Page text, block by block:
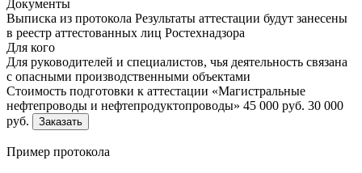
Документы
Выписка из протокола Результаты аттестации будут занесены
в реестр аттестованных лиц Ростехнадзора
Для кого
Для руководителей и специалистов, чья деятельность связана
с опасными производственными объектами
Стоимость подготовки к аттестации «Магистральные
нефтепроводы и нефтепродуктопроводы» 45 000 руб. 30 000
руб.
Заказать
Пример протокола